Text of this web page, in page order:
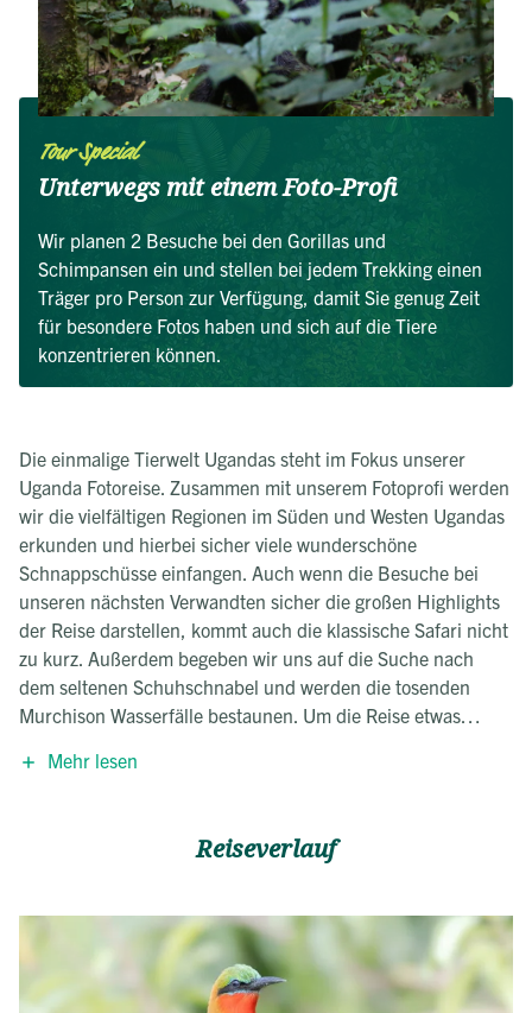
Tour Special
Unterwegs mit einem Foto-Profi
Wir planen 2 Besuche bei den Gorillas und
Schimpansen ein und stellen bei jedem Trekking einen
Träger pro Person zur Verfügung, damit Sie genug Zeit
für besondere Fotos haben und sich auf die Tiere
konzentrieren können.
Die einmalige Tierwelt Ugandas steht im Fokus unserer
Uganda Fotoreise. Zusammen mit unserem Fotoprofi werden
wir die vielfältigen Regionen im Süden und Westen Ugandas
erkunden und hierbei sicher viele wunderschöne
Schnappschüsse einfangen. Auch wenn die Besuche bei
unseren nächsten Verwandten sicher die großen Highlights
der Reise darstellen, kommt auch die klassische Safari nicht
zu kurz. Außerdem begeben wir uns auf die Suche nach
dem seltenen Schuhschnabel und werden die tosenden
Murchison Wasserfälle bestaunen. Um die Reise etwas
Ugandas aus unterschiedlichen Perspektiven kennenlernen
Unser Fotoprofi wird uns während der gesamten Reise
Naturmomente auch möglichst gut einfangen können. Um
ausreichend Platz zu haben, werden wir ab
5 Personen mit zwei Fahrzeugen unterwegs sein. Damit wir
unsere Chancen auf großartige Bilder erhöhen, werden wir
Mehr lesen
Reiseverlauf